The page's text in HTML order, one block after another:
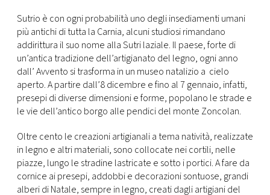
NEWS
FOTO
CONCORSI
EVENTI
VIDEO
Sutrio è con ogni probabilità uno degli insediamenti umani
più antichi di tutta la Carnia, alcuni studiosi rimandano
addirittura il suo nome alla Sutri laziale. Il paese, forte di
un’antica tradizione dell’artigianato del legno, ogni anno
dall’ Avvento si trasforma in un museo natalizio a cielo
aperto. A partire dall’8 dicembre e fino al 7 gennaio, infatti,
presepi di diverse dimensioni e forme, popolano le strade e
le vie dell’antico borgo alle pendici del monte Zoncolan.
Oltre cento le creazioni artigianali a tema natività, realizzate
in legno e altri materiali, sono collocate nei cortili, nelle
piazze, lungo le stradine lastricate e sotto i portici. A fare da
cornice ai presepi, addobbi e decorazioni sontuose, grandi
alberi di Natale, sempre in legno, creati dagli artigiani del